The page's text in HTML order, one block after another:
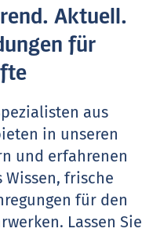
Aktuell.
für
aus
in unseren
und erfahrenen
frische
für den
Lassen Sie